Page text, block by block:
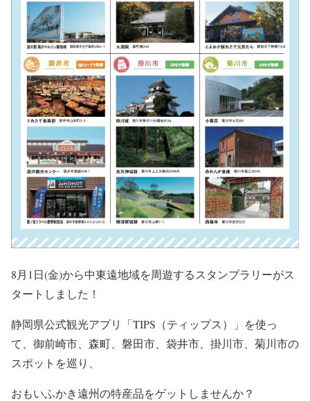
8月1日(金)から中東遠地域を周遊するスタンプラリーがス
タートしました！
静岡県公式観光アプリ「TIPS（ティップス）」を使っ
て、御前崎市、森町、磐田市、袋井市、掛川市、菊川市の
スポットを巡り、
おもいふかき遠州の特産品をゲットしませんか？